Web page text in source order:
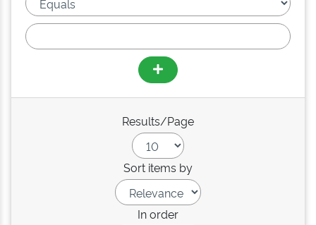
Results/Page
Sort items by
In order